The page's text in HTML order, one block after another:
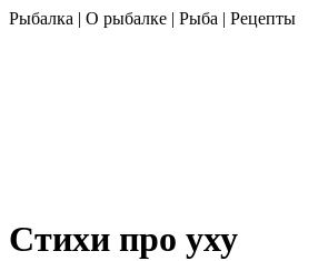
Рыбалка | О рыбалке | Рыба | Рецепты
Стихи про уху